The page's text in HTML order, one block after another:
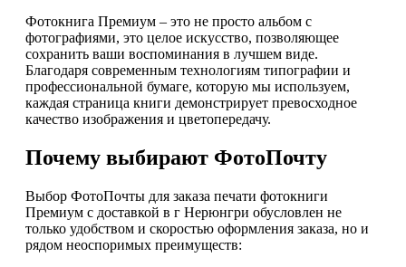
Фотокнига Премиум – это не просто альбом с
фотографиями, это целое искусство, позволяющее
сохранить ваши воспоминания в лучшем виде.
Благодаря современным технологиям типографии и
профессиональной бумаге, которую мы используем,
каждая страница книги демонстрирует превосходное
качество изображения и цветопередачу.
Почему выбирают ФотоПочту
Выбор ФотоПочты для заказа печати фотокниги
Премиум с доставкой в г Нерюнгри обусловлен не
только удобством и скоростью оформления заказа, но и
рядом неоспоримых преимуществ: